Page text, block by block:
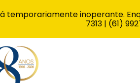
temporariamente inoperante.
7313 | (61)